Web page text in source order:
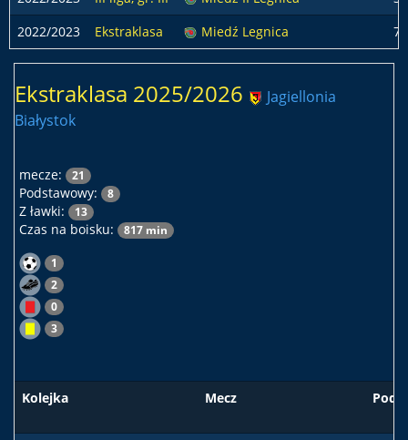
2022/2023
Ekstraklasa Miedź Legnica 7
Ekstraklasa 2025/2026
Jagiellonia
Białystok
mecze: 21
Podstawowy: 8
Z ławki: 13
Czas na boisku: 817 min
1
2
0
3
Kolejka Mecz Podst